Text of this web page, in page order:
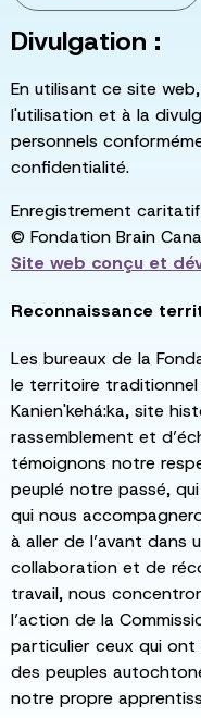
Divulgation :
En utilisant ce site
l'utilisation et à la
personnels
confidentialité.
Enregistrement
© Fondation Brain
Site web conçu et
Reconnaissance
Les bureaux de la
le territoire
Kanien'kehá:ka, site
rassemblement et
témoignons notre
peuplé notre passé,
qui nous
à aller de l’avant
collaboration et de
travail, nous
l’action de la
particulier ceux qui
des peuples
notre propre